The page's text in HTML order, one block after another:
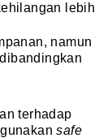
lebih
namun
terhadap
safe